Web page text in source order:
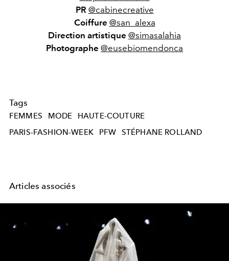
PR @cabinecreative
Coiffure @san_alexa
Direction artistique @simasalahia
Photographe @eusebiomendonca
Tags
FEMMES MODE
HAUTE-COUTURE
PARIS-FASHION-WEEK
PFW STÉPHANE ROLLAND
Articles associés